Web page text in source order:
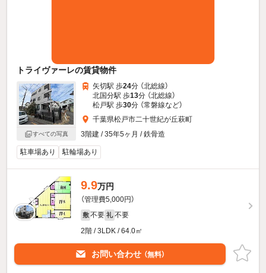
トライヴァーレの賃貸物件
すべての写真
矢切駅 歩24分 （北総線）
北国分駅 歩13分 （北総線）
松戸駅 歩30分 （常磐線など）
千葉県松戸市二十世紀が丘萩町
3階建 / 35年5ヶ月 / 鉄骨造
駐車場あり 駐輪場あり
9.9万円
（管理費5,000円）
敷 不要 礼 不要
2階 / 3LDK / 64.0㎡
お問い合わせ （無料）